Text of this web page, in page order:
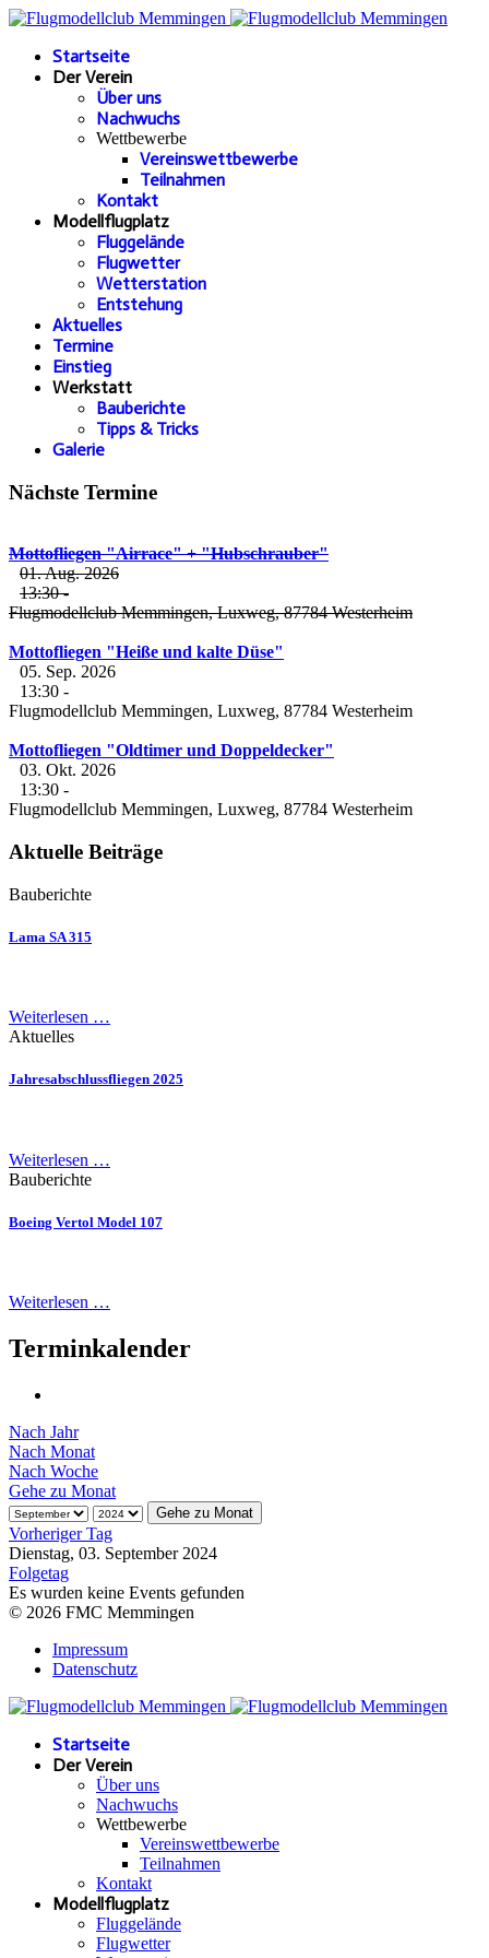
Startseite
Der Verein
Über uns
Nachwuchs
Wettbewerbe
Vereinswettbewerbe
Teilnahmen
Kontakt
Modellflugplatz
Fluggelände
Flugwetter
Wetterstation
Entstehung
Aktuelles
Termine
Einstieg
Werkstatt
Bauberichte
Tipps & Tricks
Galerie
Nächste Termine
Mottofliegen "Airrace" + "Hubschrauber"
01. Aug. 2026
13:30-
Flugmodellclub Memmingen, Luxweg, 87784 Westerheim
Mottofliegen "Heiße und kalte Düse"
05. Sep. 2026
13:30 -
Flugmodellclub Memmingen, Luxweg, 87784 Westerheim
Mottofliegen "Oldtimer und Doppeldecker"
03. Okt. 2026
13:30 -
Flugmodellclub Memmingen, Luxweg, 87784 Westerheim
Aktuelle Beiträge
Bauberichte
Lama SA 315
Weiterlesen …
Aktuelles
Jahresabschlussfliegen 2025
Weiterlesen …
Bauberichte
Boeing Vertol Model 107
Weiterlesen …
Terminkalender
Nach Jahr
Nach Monat
Nach Woche
Gehe zu Monat
Gehe zu Monat
Vorheriger Tag
Dienstag, 03. September 2024
Folgetag
Es wurden keine Events gefunden
© 2026 FMC Memmingen
Impressum
Datenschutz
Startseite
Der Verein
Über uns
Nachwuchs
Wettbewerbe
Vereinswettbewerbe
Teilnahmen
Kontakt
Modellflugplatz
Fluggelände
Flugwetter